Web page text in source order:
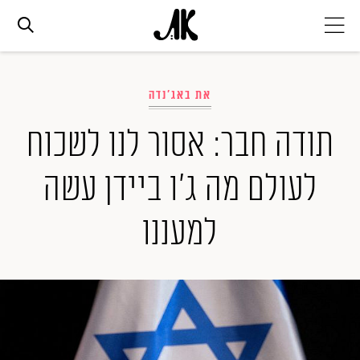
אופנה
ביוטי
סלבס
ערוצים נוספים
המגזין
את באג'נדה
תודה חבר: אסור לנו לשכוח
לעולם מה ג'ו ביידן עשה
למעננו